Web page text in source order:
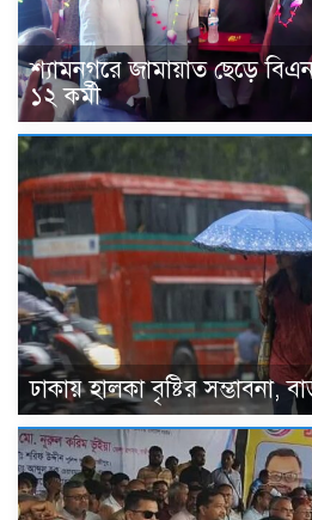
শ্যামনগরে জামায়াত ছেড়ে
১২ কর্মী
ঢাকায় হালকা বৃষ্টির সম্ভাবনা,